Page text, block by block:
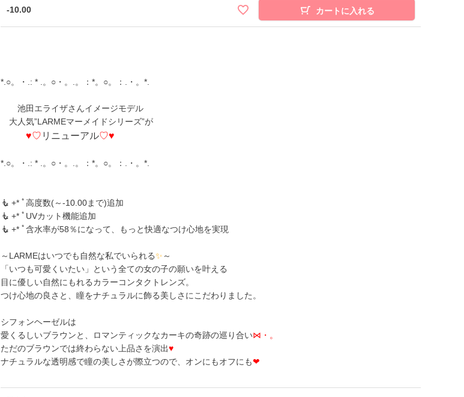
-10.00 カートに入れる
*.○。・.: * .。○・。.。：*。○。：.・。*.
池田エライザさんイメージモデル
大人気”LARMEマーメイドシリーズ”が
♥♡ リニューアル♡♥
*.○。・.: * .。○・。.。：*。○。：.・。*.
🧜 +* ﾟ高度数(～-10.00まで)追加
🧜 +* ﾟUVカット機能追加
🧜 +* ﾟ含水率が58％になって、もっと快適なつけ心地を実現
～LARMEはいつでも自然な私でいられる✨ ～
「いつも可愛くいたい」という全ての女の子の願いを叶える
目に優しい自然にもれるカラーコンタクトレンズ。
つけ心地の良さと、瞳をナチュラルに飾る美しさにこだわりました。
シフォンヘーゼルは
愛くるしいブラウンと、ロマンティックなカーキの奇跡の巡り合い⋈・。
ただのブラウンでは終わらない上品さを演出♥
ナチュラルな透明感で瞳の美しさが際立つので、オンにもオフにも❤